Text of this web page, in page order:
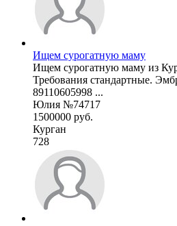
Ищем сурогатную маму
Ищем сурогатную маму из
Требования стандартные.
89110605998 ...
Юлия №74717
1500000 руб.
Курган
728